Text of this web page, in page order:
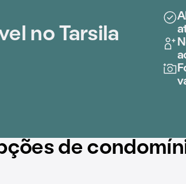
no Tarsila
de